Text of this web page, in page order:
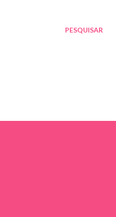
PESQUISAR